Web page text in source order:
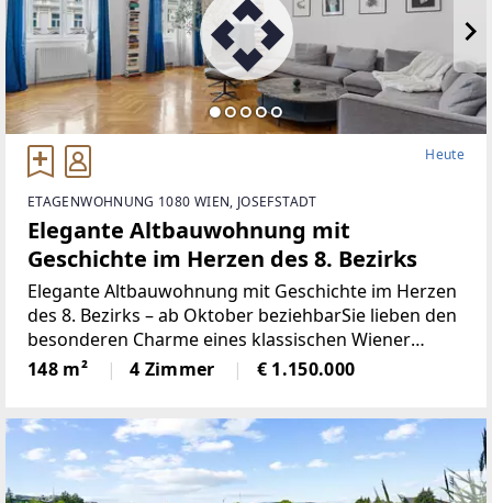
Heute
ETAGENWOHNUNG 1080 WIEN, JOSEFSTADT
Elegante Altbauwohnung mit
Geschichte im Herzen des 8. Bezirks
Elegante Altbauwohnung mit Geschichte im Herzen
des 8. Bezirks – ab Oktober beziehbarSie lieben den
besonderen Charme eines klassischen Wiener
Altbaus, großzügige Räume, historische Details und
eine zentrale Lage? Dann wird Sie diese
148 m² 4 Zimmer € 1.150.000